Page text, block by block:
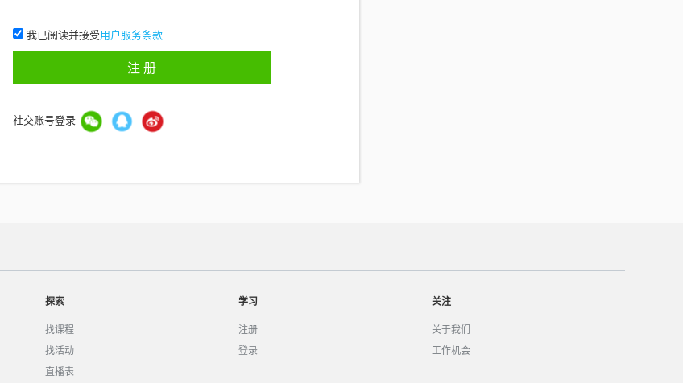
我已阅读并接受用户服务条款
注 册
社交账号登录
探索
找课程
找活动
直播表
学习
注册
登录
关注
关于我们
工作机会